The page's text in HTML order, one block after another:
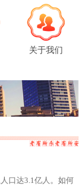
关于我们
口达3.1亿人。如何